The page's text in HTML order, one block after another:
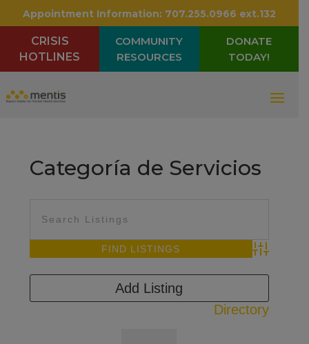
Appointment Information: 707.255.0966 ext.132
CRISIS
HOTLINES
COMMUNITY
RESOURCES
DONATE
TODAY!
Categoría de Servicios
Advanced
Directory
Add Listing